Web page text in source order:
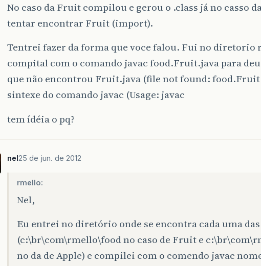
No caso da Fruit compilou e gerou o .class já no casso
tentar encontrar Fruit (import).
Tentrei fazer da forma que voce falou. Fui no diretorio
compital com o comando javac food.Fruit.java para
que não encontrou Fruit.java (file not found:
sintexe do comando javac (Usage: javac
tem ídéia o pq?
nel25 de jun. de 2012
rmello:
Nel,
Eu entrei no diretório onde se encontra cada uma das
(c:\br\com\rmello\food no caso de Fruit e
no da de Apple) e compilei com o comendo javac